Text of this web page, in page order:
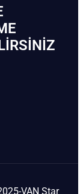
VAN Star